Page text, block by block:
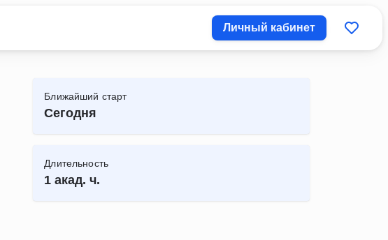
Личный кабинет
Ближайший старт
Сегодня
Длительность
1 акад. ч.